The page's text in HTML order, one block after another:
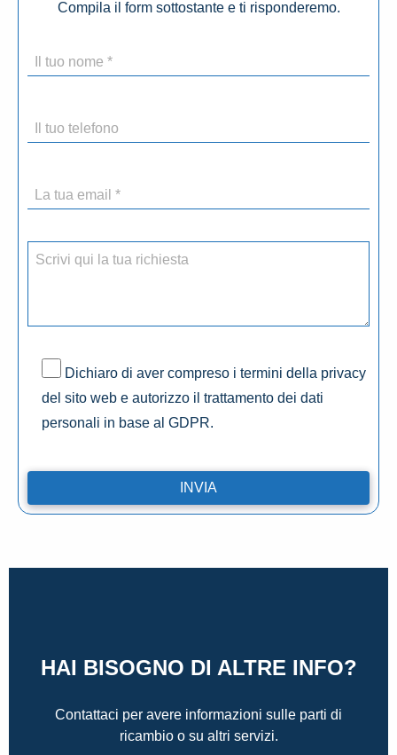
Compila il form sottostante e ti risponderemo.
Dichiaro di aver compreso i termini della privacy
del sito web e autorizzo il trattamento dei dati
personali in base al GDPR.
HAI BISOGNO DI ALTRE INFO?
Contattaci per avere informazioni sulle parti di
ricambio o su altri servizi.